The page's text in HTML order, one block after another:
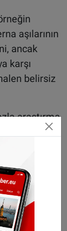
aşılarının
ancak
karşı
belirsiz
araştırma
olduğunu